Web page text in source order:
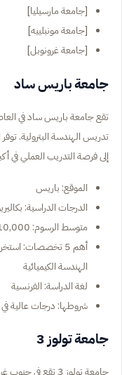
[جامعة مارسيليا]
[جامعة مونبلييه]
[جامعة غرونوبل]
جامعة باريس ساد
تقع جامعة باريس ساد في
تدريس الهندسة البترولية.
إلى فرصة التدريب العملي في
الموقع: باريس
الدرجات الدراسية:
متوسط الرسوم: 10,000 يورو
أهم 5 تخصصات:
الهندسة الكيميائية
لغة الدراسة: الفرنسية
شروطها: درجات عالية في
جامعة تولوز 3
جامعة تولوز 3